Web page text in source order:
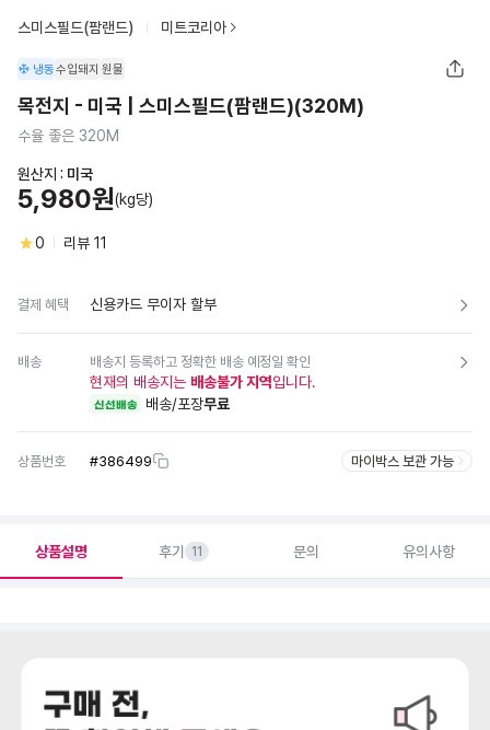
스미스필드(팜랜드) 미트코리아
냉동수입돼지 원물
목전지 - 미국 | 스미스필드(팜랜드)(320M)
수율 좋은 320M
원산지 : 미국
5,980원(kg당)
0 리뷰 11
결제 혜택 신용카드 무이자 할부
배송 배송지 등록하고 정확한 배송 예정일 확인
현재의 배송지는 배송불가 지역입니다.
신선배송 배송/포장무료
상품번호 #386499 마이박스 보관 가능
상품설명 후기 11 문의 유의사항